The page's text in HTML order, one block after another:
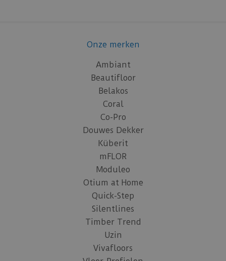
Onze merken
Ambiant
Beautifloor
Belakos
Coral
Co-Pro
Douwes Dekker
Küberit
mFLOR
Moduleo
Otium at Home
Quick-Step
Silentlines
Timber Trend
Uzin
Vivafloors